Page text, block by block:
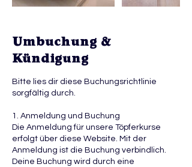
Umbuchung &
Kündigung
Bitte lies dir diese Buchungsrichtlinie
sorgfältig durch.
1. Anmeldung und Buchung
Die Anmeldung für unsere Töpferkurse
erfolgt über diese Website. Mit der
Anmeldung ist die Buchung verbindlich.
Deine Buchung wird durch eine